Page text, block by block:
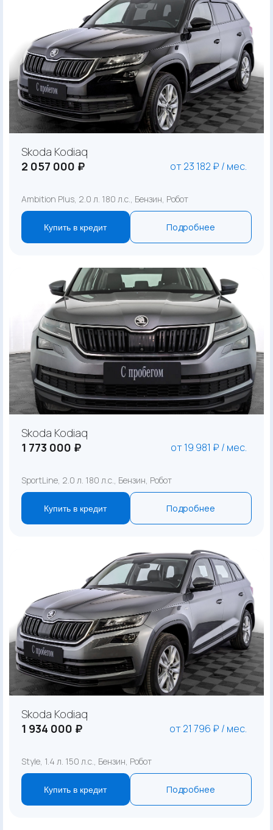
Skoda Kodiaq
2 057 000 ₽
от 23 182 ₽ / мес.
Ambition Plus, 2.0 л. 180 л.с., Бензин, Робот
Купить в кредит Подробнее
Skoda Kodiaq
1 773 000 ₽
от 19 981 ₽ / мес.
SportLine, 2.0 л. 180 л.с., Бензин, Робот
Купить в кредит Подробнее
Skoda Kodiaq
1 934 000 ₽
от 21 796 ₽ / мес.
Style, 1.4 л. 150 л.с., Бензин, Робот
Купить в кредит Подробнее